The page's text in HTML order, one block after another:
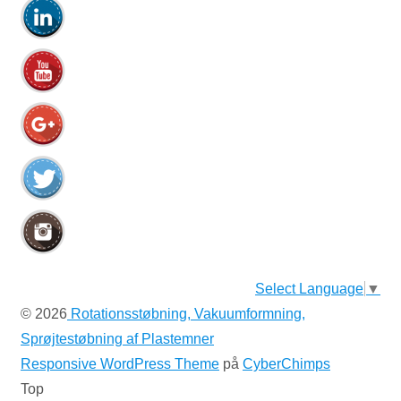
Select Language ▼
© 2026 Rotationsstøbning, Vakuumformning,
Sprøjtestøbning af Plastemner
Responsive WordPress Theme på CyberChimps
Top